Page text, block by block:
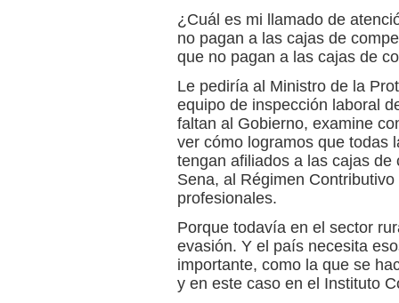
¿Cuál es mi llamado de
no pagan a las cajas de
que no pagan a las cajas de
Le pediría al Ministro de la
equipo de inspección laboral
faltan al Gobierno, examine
ver cómo logramos que todas
tengan afiliados a las cajas
Sena, al Régimen
profesionales.
Porque todavía en el sector
evasión. Y el país necesita
importante, como la que se
y en este caso en el Instituto